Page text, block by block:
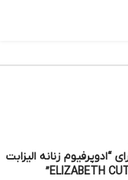
زنانه الیزابت